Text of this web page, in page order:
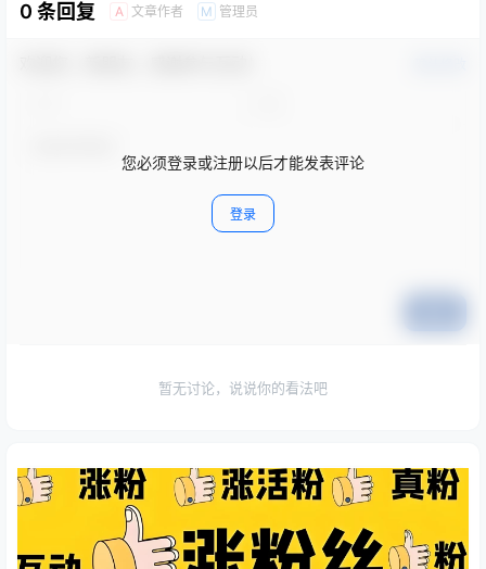
0 条回复 A 文章作者 M 管理员
您必须登录或注册以后才能发表评论
登录
暂无讨论，说说你的看法吧